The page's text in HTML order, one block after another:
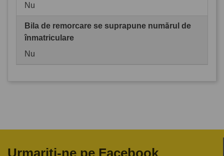
Nu
Bila de remorcare se suprapune numărul de
înmatriculare
Nu
Urmariti-ne pe Facebook